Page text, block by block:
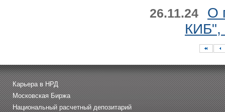
26.11.24
О
КИБ",
Карьера в НРД
Московская Биржа
Национальный расчетный депозитарий